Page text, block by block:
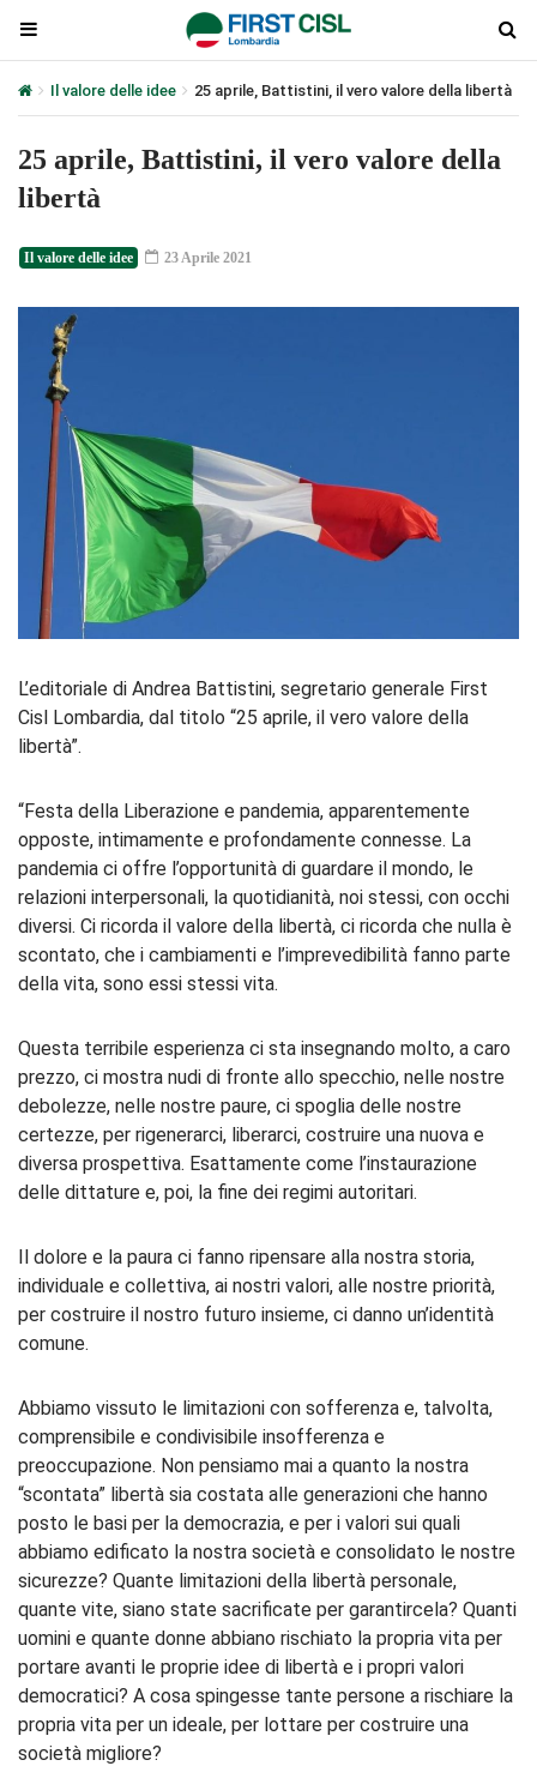
Il valore delle idee 25 aprile, Battistini, il vero valore della libertà
25 aprile, Battistini, il vero valore della
libertà
Il valore delle idee 23 Aprile 2021
L’editoriale di Andrea Battistini, segretario generale First
Cisl Lombardia, dal titolo “25 aprile, il vero valore della
libertà”.
“Festa della Liberazione e pandemia, apparentemente
opposte, intimamente e profondamente connesse. La
pandemia ci offre l’opportunità di guardare il mondo, le
relazioni interpersonali, la quotidianità, noi stessi, con occhi
diversi. Ci ricorda il valore della libertà, ci ricorda che nulla è
scontato, che i cambiamenti e l’imprevedibilità fanno parte
della vita, sono essi stessi vita.
Questa terribile esperienza ci sta insegnando molto, a caro
prezzo, ci mostra nudi di fronte allo specchio, nelle nostre
debolezze, nelle nostre paure, ci spoglia delle nostre
certezze, per rigenerarci, liberarci, costruire una nuova e
diversa prospettiva. Esattamente come l’instaurazione
delle dittature e, poi, la fine dei regimi autoritari.
Il dolore e la paura ci fanno ripensare alla nostra storia,
individuale e collettiva, ai nostri valori, alle nostre priorità,
per costruire il nostro futuro insieme, ci danno un’identità
comune.
Abbiamo vissuto le limitazioni con sofferenza e, talvolta,
comprensibile e condivisibile insofferenza e
preoccupazione. Non pensiamo mai a quanto la nostra
“scontata” libertà sia costata alle generazioni che hanno
posto le basi per la democrazia, e per i valori sui quali
abbiamo edificato la nostra società e consolidato le nostre
sicurezze? Quante limitazioni della libertà personale,
quante vite, siano state sacrificate per garantircela? Quanti
uomini e quante donne abbiano rischiato la propria vita per
portare avanti le proprie idee di libertà e i propri valori
democratici? A cosa spingesse tante persone a rischiare la
propria vita per un ideale, per lottare per costruire una
società migliore?